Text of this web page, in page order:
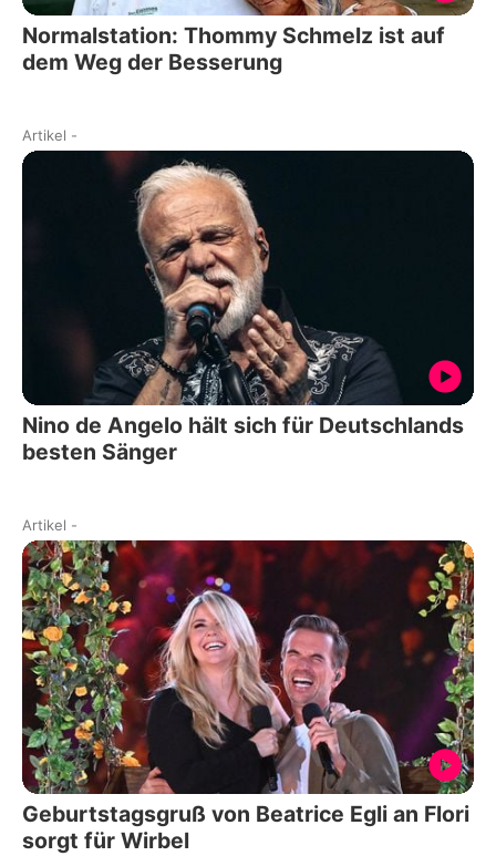
Normalstation: Thommy Schmelz ist auf
dem Weg der Besserung
Artikel -
Nino de Angelo hält sich für Deutschlands
besten Sänger
Artikel -
Geburtstagsgruß von Beatrice Egli an Flori
sorgt für Wirbel